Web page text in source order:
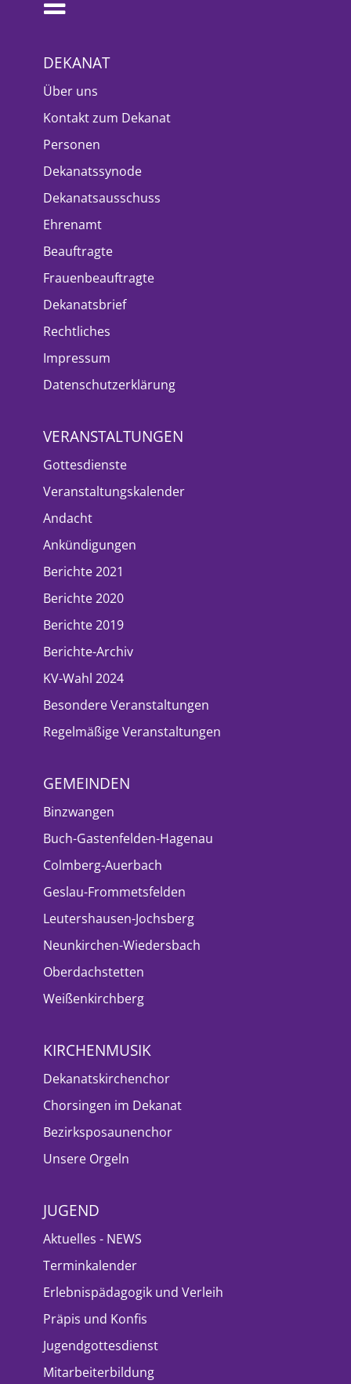
DEKANAT
Über uns
Kontakt zum Dekanat
Personen
Dekanatssynode
Dekanatsausschuss
Ehrenamt
Beauftragte
Frauenbeauftragte
Dekanatsbrief
Rechtliches
Impressum
Datenschutzerklärung
VERANSTALTUNGEN
Gottesdienste
Veranstaltungskalender
Andacht
Ankündigungen
Berichte 2021
Berichte 2020
Berichte 2019
Berichte-Archiv
KV-Wahl 2024
Besondere Veranstaltungen
Regelmäßige Veranstaltungen
GEMEINDEN
Binzwangen
Buch-Gastenfelden-Hagenau
Colmberg-Auerbach
Geslau-Frommetsfelden
Leutershausen-Jochsberg
Neunkirchen-Wiedersbach
Oberdachstetten
Weißenkirchberg
KIRCHENMUSIK
Dekanatskirchenchor
Chorsingen im Dekanat
Bezirksposaunenchor
Unsere Orgeln
JUGEND
Aktuelles - NEWS
Terminkalender
Erlebnispädagogik und Verleih
Präpis und Konfis
Jugendgottesdienst
Mitarbeiterbildung